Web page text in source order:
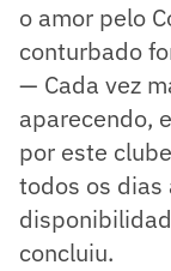
o amor pelo
conturbado
— Cada vez
aparecendo,
por este
todos os dias
concluiu.